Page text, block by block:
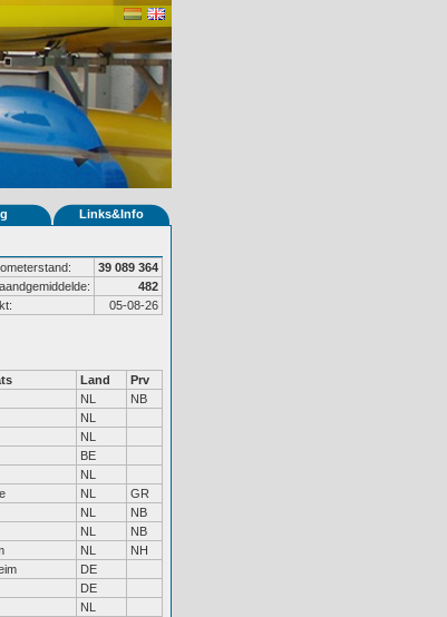
Links&Info
39 089 364
482
05-08-26
Land
Prv
NL
NB
NL
NL
BE
NL
NL
GR
NL
NB
NL
NB
NL
NH
DE
DE
NL